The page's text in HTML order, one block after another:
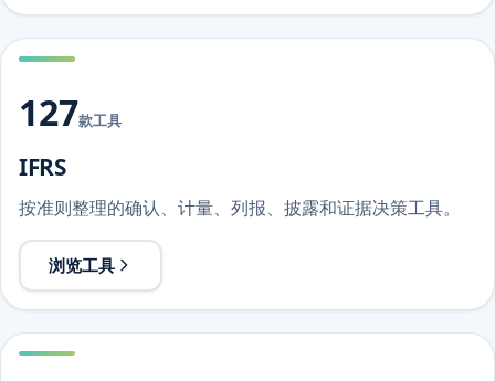
127款工具
IFRS
按准则整理的确认、计量、列报、披露和证据决策工具。
浏览工具